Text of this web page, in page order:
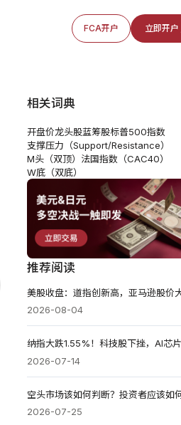
FCA开户 立即开户
相关词典
开盘价龙头股蓝筹股标普500指数
支撑压力（Support/Resistance）
M头（双顶） 法国指数（CAC40）
W底（双底）
推荐阅读
2026-08-04
2026-07-14
2026-07-25